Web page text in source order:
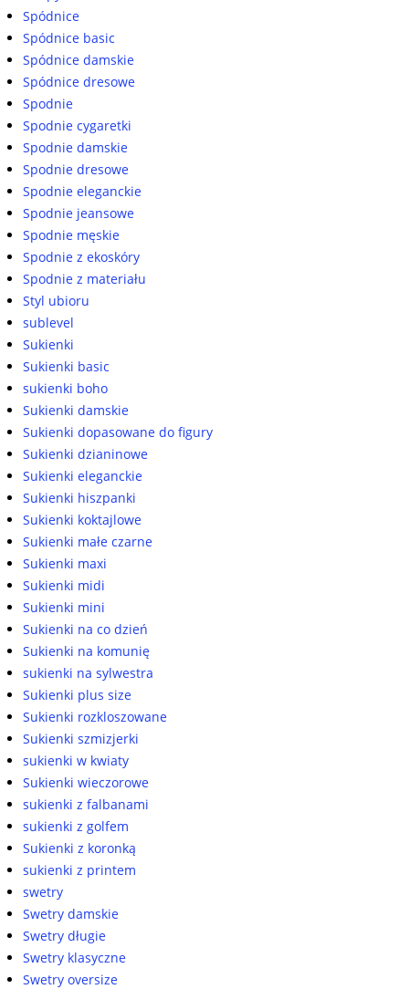
Spódnice
Spódnice basic
Spódnice damskie
Spódnice dresowe
Spodnie
Spodnie cygaretki
Spodnie damskie
Spodnie dresowe
Spodnie eleganckie
Spodnie jeansowe
Spodnie męskie
Spodnie z ekoskóry
Spodnie z materiału
Styl ubioru
sublevel
Sukienki
Sukienki basic
sukienki boho
Sukienki damskie
Sukienki dopasowane do figury
Sukienki dzianinowe
Sukienki eleganckie
Sukienki hiszpanki
Sukienki koktajlowe
Sukienki małe czarne
Sukienki maxi
Sukienki midi
Sukienki mini
Sukienki na co dzień
Sukienki na komunię
sukienki na sylwestra
Sukienki plus size
Sukienki rozkloszowane
Sukienki szmizjerki
sukienki w kwiaty
Sukienki wieczorowe
sukienki z falbanami
sukienki z golfem
Sukienki z koronką
sukienki z printem
swetry
Swetry damskie
Swetry długie
Swetry klasyczne
Swetry oversize